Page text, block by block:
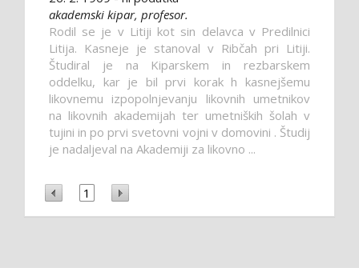
akademski kipar, profesor.
Rodil se je v Litiji kot sin delavca v Predilnici
Litija. Kasneje je stanoval v Ribčah pri Litiji.
Študiral je na Kiparskem in rezbarskem
oddelku, kar je bil prvi korak h kasnejšemu
likovnemu izpopolnjevanju likovnih umetnikov
na likovnih akademijah ter umetniških šolah v
tujini in po prvi svetovni vojni v domovini . Študij
je nadaljeval na Akademiji za likovno ...
1